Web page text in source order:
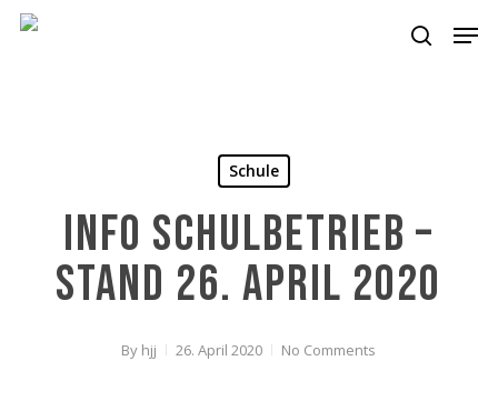
Skip
search
Schule
Info Schulbetrieb –
Stand 26. April 2020
By hjj 26. April 2020 No Comments